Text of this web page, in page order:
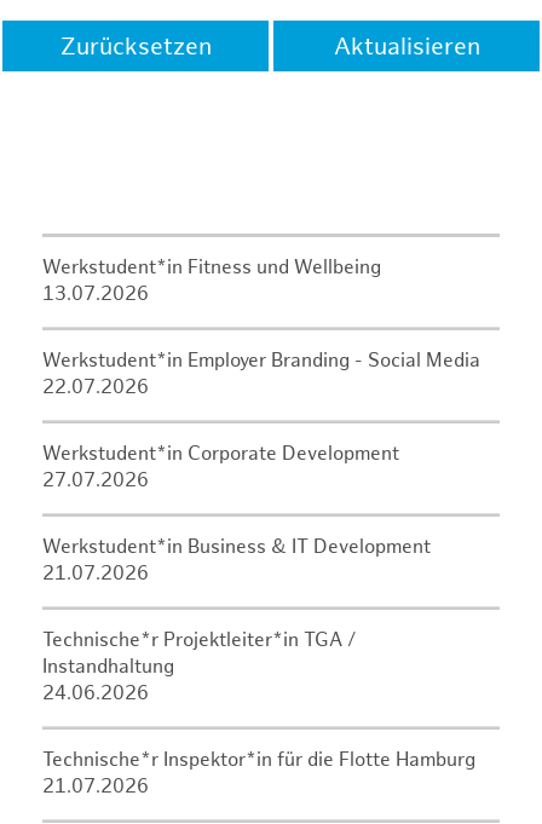
Zurücksetzen Aktualisieren
Werkstudent*in Fitness und Wellbeing
13.07.2026
Werkstudent*in Employer Branding - Social Media
22.07.2026
Werkstudent*in Corporate Development
27.07.2026
Werkstudent*in Business & IT Development
21.07.2026
Technische*r Projektleiter*in TGA /
Instandhaltung
24.06.2026
Technische*r Inspektor*in für die Flotte Hamburg
21.07.2026